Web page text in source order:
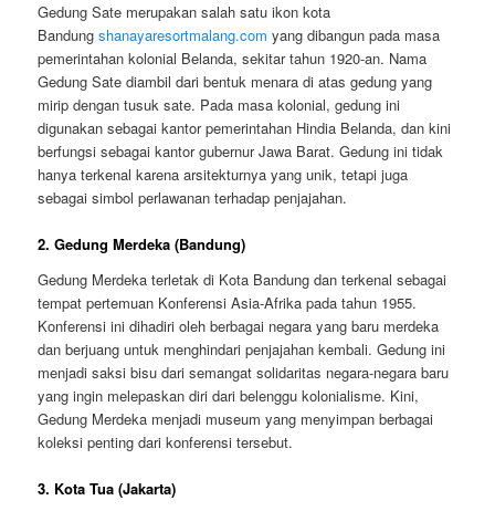
Gedung Sate merupakan salah satu ikon kota
Bandungshanayaresortmalang.com yang dibangun pada masa
pemerintahan kolonial Belanda, sekitar tahun 1920-an. Nama
Gedung Sate diambil dari bentuk menara di atas gedung yang
mirip dengan tusuk sate. Pada masa kolonial, gedung ini
digunakan sebagai kantor pemerintahan Hindia Belanda, dan kini
berfungsi sebagai kantor gubernur Jawa Barat. Gedung ini tidak
hanya terkenal karena arsitekturnya yang unik, tetapi juga
sebagai simbol perlawanan terhadap penjajahan.
2.Gedung Merdeka (Bandung)
Gedung Merdeka terletak di Kota Bandung dan terkenal sebagai
tempat pertemuan Konferensi Asia-Afrika pada tahun 1955.
Konferensi ini dihadiri oleh berbagai negara yang baru merdeka
dan berjuang untuk menghindari penjajahan kembali. Gedung ini
menjadi saksi bisu dari semangat solidaritas negara-negara baru
yang ingin melepaskan diri dari belenggu kolonialisme. Kini,
Gedung Merdeka menjadi museum yang menyimpan berbagai
koleksi penting dari konferensi tersebut.
3. Kota Tua (Jakarta)